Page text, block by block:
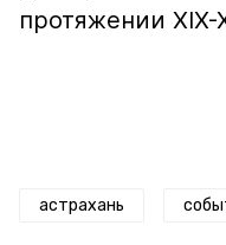
протяжении XIX-
астрахань